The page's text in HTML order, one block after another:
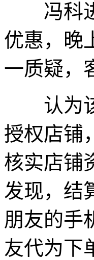
冯科进
优惠，晚
一质疑，
认为该
授权店铺
核实店铺
发现，结
朋友的手
友代为下